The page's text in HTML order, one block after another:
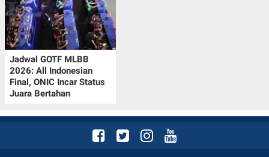
Jadwal GOTF MLBB
2026: All Indonesian
Final, ONIC Incar Status
Juara Bertahan